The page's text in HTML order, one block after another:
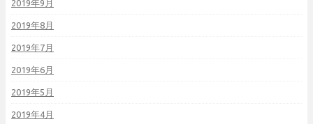
2019年9月
2019年8月
2019年7月
2019年6月
2019年5月
2019年4月